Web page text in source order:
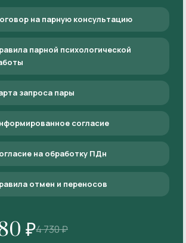
на парную консультацию
парной психологической
запроса пары
согласие
на обработку ПДн
отмен и переносов
₽4 730 ₽